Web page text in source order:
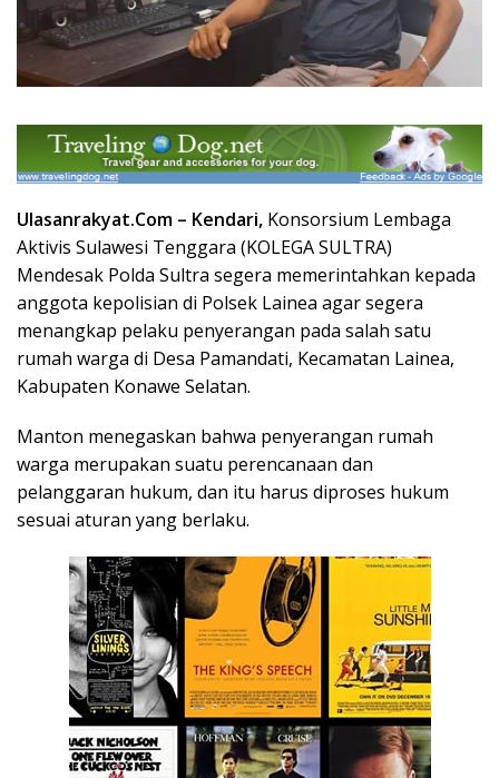
Ulasanrakyat.Com – Kendari, Konsorsium Lembaga
Aktivis Sulawesi Tenggara (KOLEGA SULTRA)
Mendesak Polda Sultra segera memerintahkan kepada
anggota kepolisian di Polsek Lainea agar segera
menangkap pelaku penyerangan pada salah satu
rumah warga di Desa Pamandati, Kecamatan Lainea,
Kabupaten Konawe Selatan.
Manton menegaskan bahwa penyerangan rumah
warga merupakan suatu perencanaan dan
pelanggaran hukum, dan itu harus diproses hukum
sesuai aturan yang berlaku.